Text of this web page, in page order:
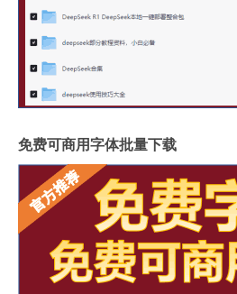
免费可商用字体批量下载